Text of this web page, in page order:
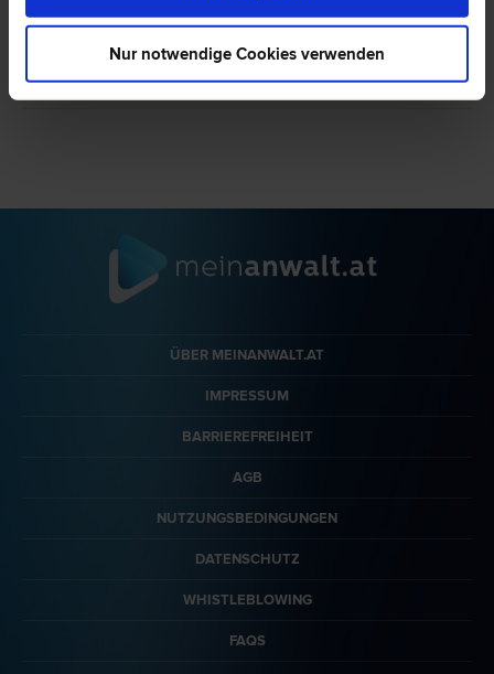
Nur notwendige Cookies verwenden
0 Bewertungen
ÜBER MEINANWALT.AT
IMPRESSUM
BARRIEREFREIHEIT
AGB
NUTZUNGSBEDINGUNGEN
DATENSCHUTZ
WHISTLEBLOWING
FAQS